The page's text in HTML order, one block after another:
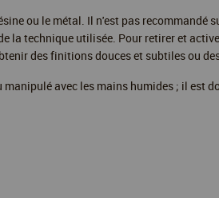
ou le métal. Il n'est pas
la technique utilisée. Pour retirer et
des finitions douces et subtiles ou
avec les mains humides ; il est